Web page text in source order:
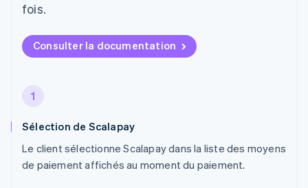
fois.
Consulter la documentation
1
Sélection de Scalapay
Le client sélectionne Scalapay dans la liste des moyens
de paiement affichés au moment du paiement.